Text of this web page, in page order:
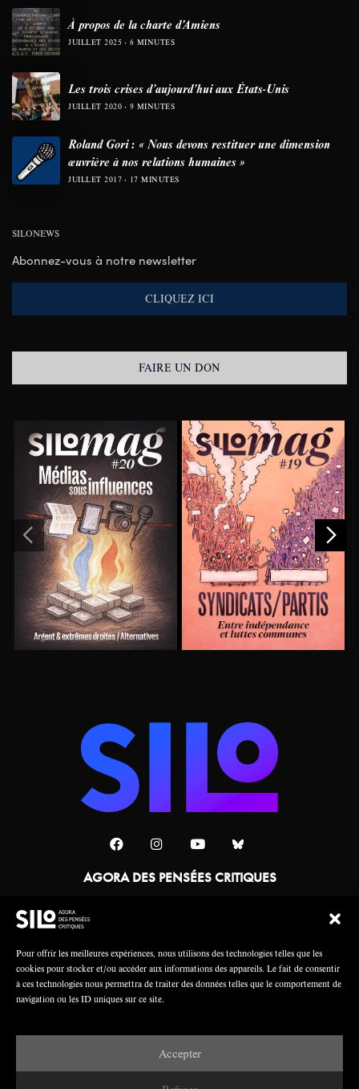
Pour offrir les meilleures expériences, nous utilisons des technologies telles que les
cookies pour stocker et/ou accéder aux informations des appareils. Le fait de consentir
à ces technologies nous permettra de traiter des données telles que le comportement de
navigation ou les ID uniques sur ce site.
Accepter
À propos de la charte d’Amiens
JUILLET 2025 6 MINUTES
Les trois crises d’aujourd’hui aux États-Unis
JUILLET 2020 9 MINUTES
Roland Gori : « Nous devons restituer une dimension
œuvrière à nos relations humaines »
JUILLET 2017 17 MINUTES
SILONEWS
Abonnez-vous à notre newsletter
CLIQUEZ ICI
FAIRE UN DON
AGORA DES PENSÉES CRITIQUES